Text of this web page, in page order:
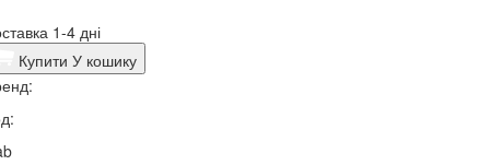
1-4 дні
Купити У кошику